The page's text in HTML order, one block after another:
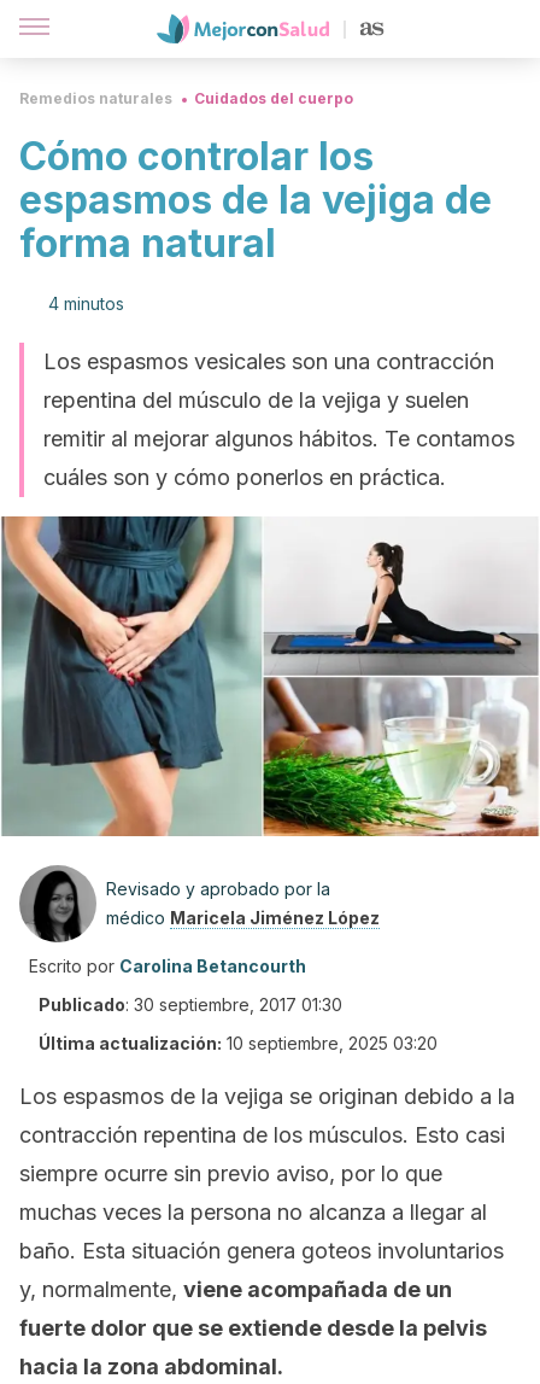
Remedios naturales Cuidados del cuerpo
Cómo controlar los
espasmos de la vejiga de
forma natural
4 minutos
Los espasmos vesicales son una contracción
repentina del músculo de la vejiga y suelen
remitir al mejorar algunos hábitos. Te contamos
cuáles son y cómo ponerlos en práctica.
Revisado y aprobado por la
médico Maricela Jiménez López
Escrito por Carolina Betancourth
Publicado: 30 septiembre, 2017 01:30
Última actualización: 10 septiembre, 2025 03:20
Los espasmos de la vejiga se originan debido a la
contracción repentina de los músculos. Esto casi
siempre ocurre sin previo aviso, por lo que
muchas veces la persona no alcanza a llegar al
baño. Esta situación genera goteos involuntarios
y, normalmente, viene acompañada de un
fuerte dolor que se extiende desde la pelvis
hacia la zona abdominal.